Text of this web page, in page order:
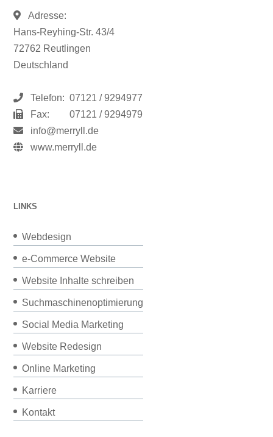
Adresse:
Hans-Reyhing-Str. 43/4
72762 Reutlingen
Deutschland
Telefon: 07121 / 9294977
Fax:
07121 / 9294979
info@merryll.de
www.merryll.de
LINKS
Webdesign
e-Commerce Website
Website Inhalte schreiben
Suchmaschinenoptimierung
Social Media Marketing
Website Redesign
Online Marketing
Karriere
Kontakt